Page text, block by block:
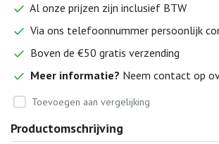
Al onze prijzen zijn inclusief BTW
Via ons telefoonnummer persoonlijk
Boven de €50 gratis verzending
Meer informatie? Neem contact op
Toevoegen aan vergelijking
Productomschrijving